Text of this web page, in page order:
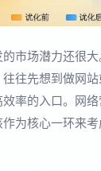
市场潜力还很
往先想到做网
率的入口。网络
为核心一环来